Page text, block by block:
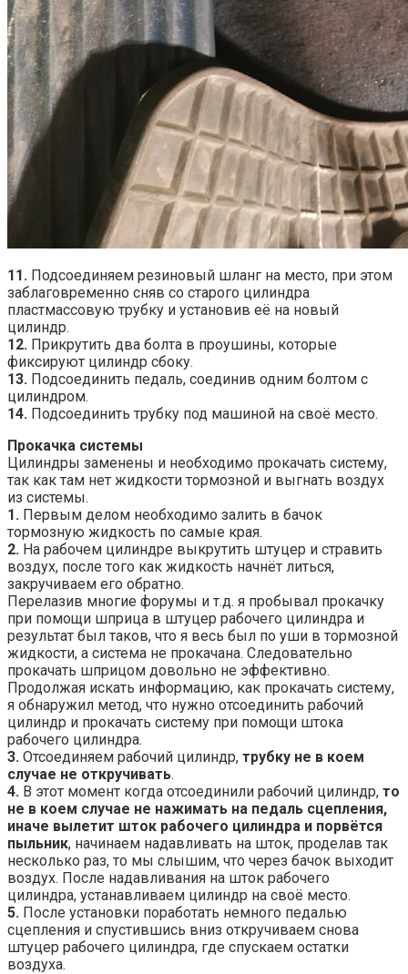
11. Подсоединяем резиновый шланг на место, при этом
заблаговременно сняв со старого цилиндра
пластмассовую трубку и установив её на новый
цилиндр.
12. Прикрутить два болта в проушины, которые
фиксируют цилиндр сбоку.
13. Подсоединить педаль, соединив одним болтом с
цилиндром.
14. Подсоединить трубку под машиной на своё место.
Прокачка системы
Цилиндры заменены и необходимо прокачать систему,
так как там нет жидкости тормозной и выгнать воздух
из системы.
1. Первым делом необходимо залить в бачок
тормозную жидкость по самые края.
2. На рабочем цилиндре выкрутить штуцер и стравить
воздух, после того как жидкость начнёт литься,
закручиваем его обратно.
Перелазив многие форумы и т.д. я пробывал прокачку
при помощи шприца в штуцер рабочего цилиндра и
результат был таков, что я весь был по уши в тормозной
жидкости, а система не прокачана. Следовательно
прокачать шприцом довольно не эффективно.
Продолжая искать информацию, как прокачать систему,
я обнаружил метод, что нужно отсоединить рабочий
цилиндр и прокачать систему при помощи штока
рабочего цилиндра.
3. Отсоединяем рабочий цилиндр, трубку не в коем
случае не откручивать.
4. В этот момент когда отсоединили рабочий цилиндр, то
не в коем случае не нажимать на педаль сцепления,
иначе вылетит шток рабочего цилиндра и порвётся
пыльник, начинаем надавливать на шток, проделав так
несколько раз, то мы слышим, что через бачок выходит
воздух. После надавливания на шток рабочего
цилиндра, устанавливаем цилиндр на своё место.
5. После установки поработать немного педалью
сцепления и спустившись вниз откручиваем снова
штуцер рабочего цилиндра, где спускаем остатки
воздуха.